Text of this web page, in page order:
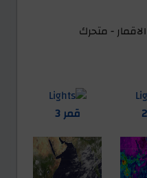
الاقمار - متحرك
قمر 3